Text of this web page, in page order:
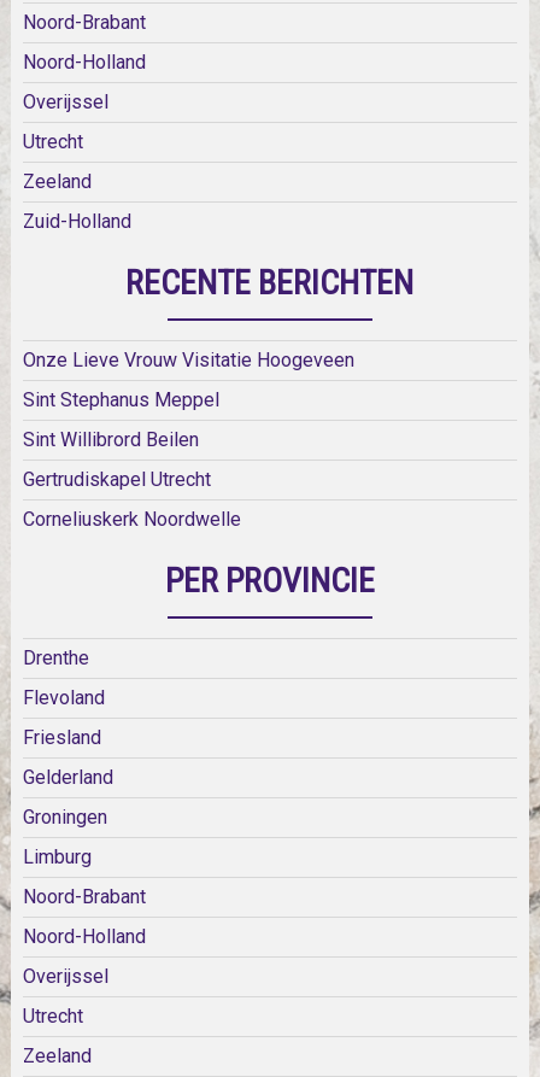
Noord-Brabant
Noord-Holland
Overijssel
Utrecht
Zeeland
Zuid-Holland
RECENTE BERICHTEN
Onze Lieve Vrouw Visitatie Hoogeveen
Sint Stephanus Meppel
Sint Willibrord Beilen
Gertrudiskapel Utrecht
Corneliuskerk Noordwelle
PER PROVINCIE
Drenthe
Flevoland
Friesland
Gelderland
Groningen
Limburg
Noord-Brabant
Noord-Holland
Overijssel
Utrecht
Zeeland